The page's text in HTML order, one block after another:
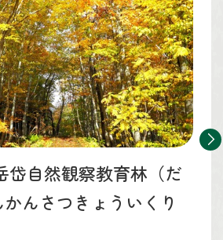
岱自然観察教育林（だ
んさつきょういくり